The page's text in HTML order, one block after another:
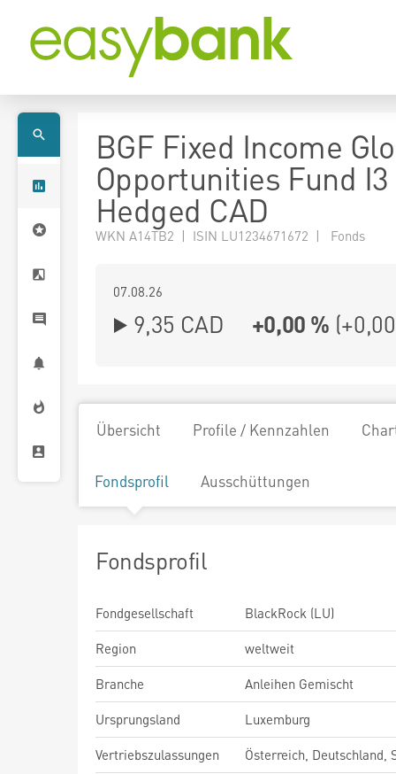
BGF Fixed Income
Opportunities Fund I3
Hedged CAD
WKN A14TB2 | ISIN LU1234671672 | Fonds
07.08.26
9,35 CAD +0,00 % (+0,00
Übersicht Profile / Kennzahlen
Fondsprofil Ausschüttungen
Fondsprofil
Fondgesellschaft
BlackRock (LU)
Region
weltweit
Branche
Anleihen Gemischt
Ursprungsland
Luxemburg
Vertriebszulassungen
Österreich, Deutschland,